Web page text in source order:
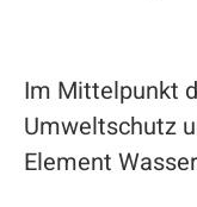
Im Mittelpunkt
Umweltschutz
Element